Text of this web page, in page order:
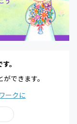
。
できます。
ークに